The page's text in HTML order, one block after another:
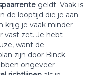
geldt. Vaak is
de looptijd die je aan
krijg je vaak minder
vast zet. Je hebt
want de
zijn door Binck
ongeveer